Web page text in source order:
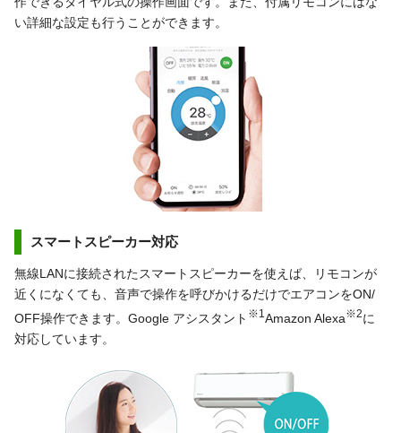
い詳細な設定も行うことができます。
スマートスピーカー対応
無線LANに接続されたスマートスピーカーを使えば、リモコンが
近くになくても、音声で操作を呼びかけるだけでエアコンをON/
OFF操作できます。Google アシスタント ※1 Amazon Alexa※2に
対応しています。